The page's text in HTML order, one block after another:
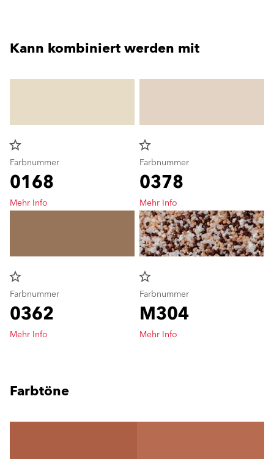
Kann kombiniert werden mit
star_border
Farbnummer
0168
Mehr Info
star_border
Farbnummer
0362
Mehr Info
star_border
Farbnummer
0378
Mehr Info
star_border
Farbnummer
M304
Mehr Info
Farbtöne